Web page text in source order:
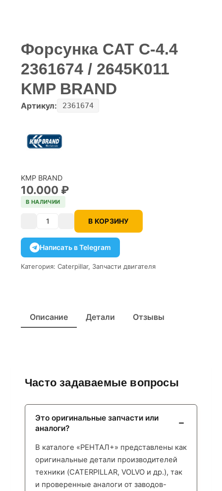
Форсунка CAT C-4.4
2361674 / 2645K011
KMP BRAND
Артикул: 2361674
KMP BRAND
10.000 ₽
В НАЛИЧИИ
Количество В КОРЗИНУ
Написать в Telegram
Категория: Caterpillar, Запчасти двигателя
Описание Детали Отзывы
Часто задаваемые вопросы
Это оригинальные запчасти или
аналоги?
В каталоге «РЕНТАЛ+» представлены как
оригинальные детали производителей
техники (CATERPILLAR, VOLVO и др.), так
и проверенные аналоги от заводов-